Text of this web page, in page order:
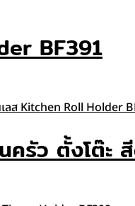
BF391
ครัว ตั้งโ